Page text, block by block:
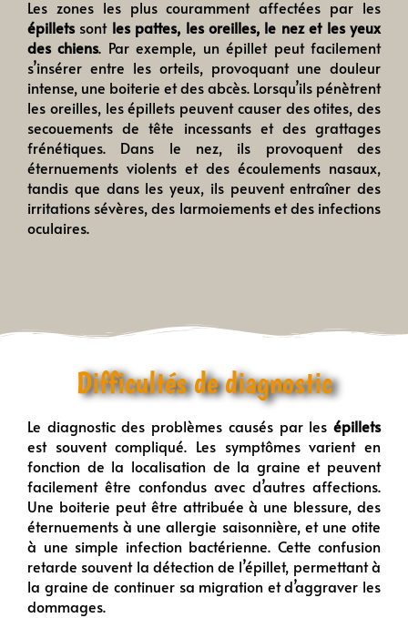
Les zones les plus couramment affectées par les
épilletssont les pattes, les oreilles, le nez et les yeux
des chiens. Par exemple, un épillet peut facilement
s’insérer entre les orteils, provoquant une douleur
intense, une boiterie et des abcès. Lorsqu’ils pénètrent
les oreilles, les épillets peuvent causer des otites, des
secouements de tête incessants et des grattages
frénétiques. Dans le nez, ils provoquent des
éternuements violents et des écoulements nasaux,
tandis que dans les yeux, ils peuvent entraîner des
irritations sévères, des larmoiements et des infections
oculaires.
Difficultés de diagnostic
Le diagnostic des problèmes causés par les épillets
est souvent compliqué. Les symptômes varient en
fonction de la localisation de la graine et peuvent
facilement être confondus avec d’autres affections.
Une boiterie peut être attribuée à une blessure, des
éternuements à une allergie saisonnière, et une otite
à une simple infection bactérienne. Cette confusion
retarde souvent la détection de l’épillet, permettant à
la graine de continuer sa migration et d’aggraver les
dommages.